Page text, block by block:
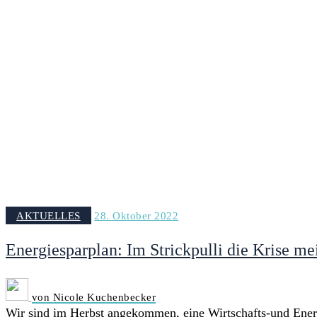
AKTUELLES 28. Oktober 2022
Energiesparplan: Im Strickpulli die Krise
von Nicole Kuchenbecker
Wir sind im Herbst angekommen, eine Wirtschafts-und